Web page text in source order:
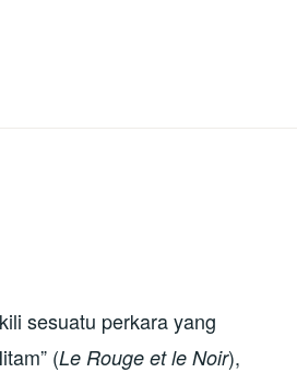
sesuatu perkara yang
(Le Rouge et le Noir),